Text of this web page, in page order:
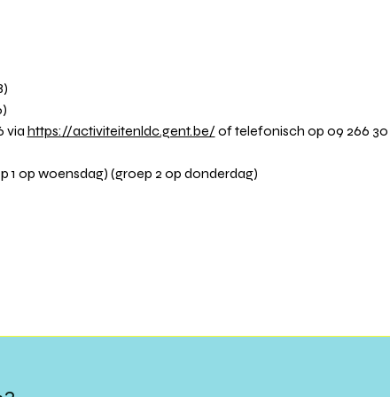
via https://activiteitenldc.gent.be/ of telefonisch op 09 266
1 op woensdag) (groep 2 op donderdag)